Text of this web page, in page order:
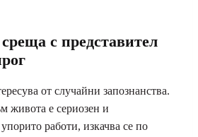
с представител
от случайни запознанства.
живота е сериозен и
работи, изкачва се по